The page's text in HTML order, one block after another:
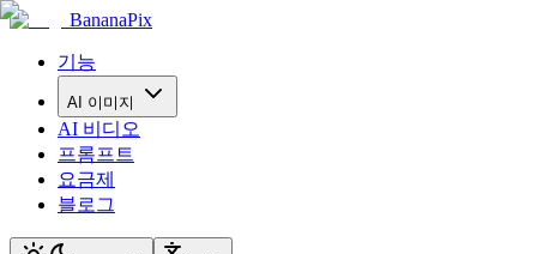
BananaPix
기능
AI 이미지
AI 비디오
프롬프트
요금제
블로그